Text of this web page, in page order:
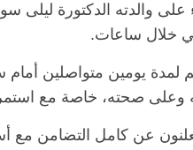
على والدته الدكتورة
لمدة يومين متواصلين
وعلى صحته، خاصة مع
عن كامل التضامن مع